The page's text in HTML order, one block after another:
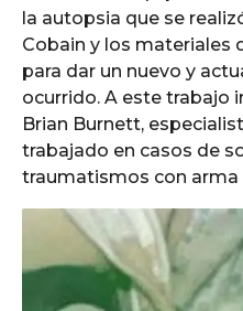
la autopsia que se
Cobain y los materiales
para dar un nuevo y
ocurrido. A este trabajo
Brian Burnett,
trabajado en casos de
traumatismos con arma